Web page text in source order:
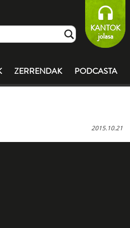
KANTOK
jolasa
ZERRENDAK PODCASTA
2015.10.21